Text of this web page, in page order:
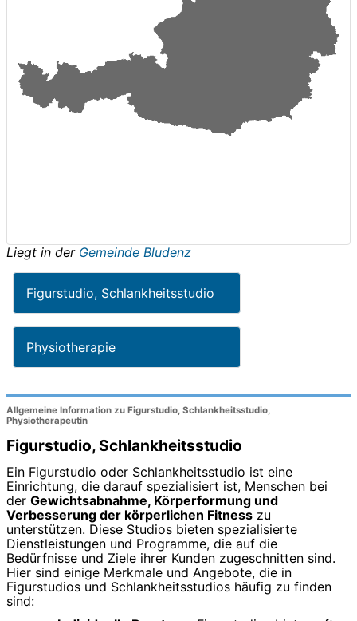
Liegt in der Gemeinde Bludenz
Figurstudio, Schlankheitsstudio
Physiotherapie
Allgemeine Information zu Figurstudio, Schlankheitsstudio,
Physiotherapeutin
Figurstudio, Schlankheitsstudio
Ein Figurstudio oder Schlankheitsstudio ist eine
Einrichtung, die darauf spezialisiert ist, Menschen bei
der Gewichtsabnahme, Körperformung und
Verbesserung der körperlichen Fitness zu
unterstützen. Diese Studios bieten spezialisierte
Dienstleistungen und Programme, die auf die
Bedürfnisse und Ziele ihrer Kunden zugeschnitten sind.
Hier sind einige Merkmale und Angebote, die in
Figurstudios und Schlankheitsstudios häufig zu finden
sind: